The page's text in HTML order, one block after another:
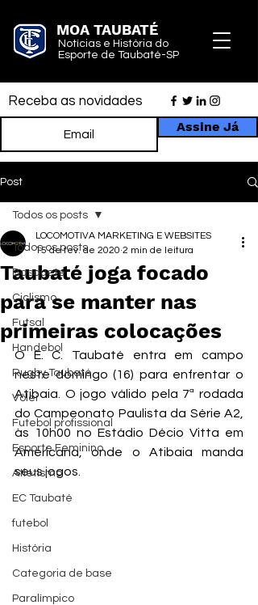
MOA TAUBATÉ
Notícias e História do
Esporte de Taubaté-SP
Receba as novidades
Assine Já
Post
Todos os posts
Basquete
Ciclismo
Futsal
Handebol
Rugby Taubaté
Vôlei
Futebol profissional
Esporte Feminino
Atletismo
EC Taubaté
futebol
História
Categoria de base
Paralímpico
Todos os posts
Taubaté joga focado
para se manter nas
primeiras colocações
LOCOMOTIVA MARKETING E WEBSITES
15 de fev. de 2020 2 min de leitura
O E. C. Taubaté entra em campo
neste domingo (16) para enfrentar o
Atibaia. O jogo válido pela 7ª rodada
do Campeonato Paulista da Série A2,
às 10h00 no Estádio Décio Vitta em
Americana, onde o Atibaia manda
seus jogos.